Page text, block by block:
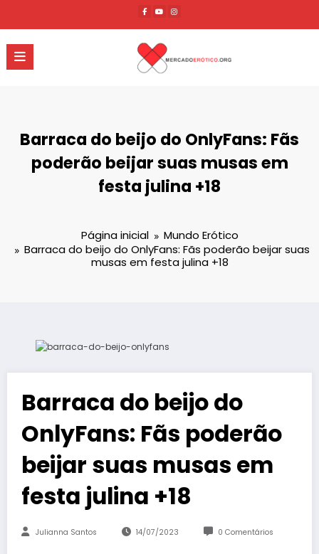
o
conteúdo
Barraca do beijo do OnlyFans: Fãs
poderão beijar suas musas em
festa julina +18
Página inicial
Mundo Erótico
Barraca do beijo do OnlyFans: Fãs poderão beijar suas
musas em festa julina +18
Barraca do beijo do
OnlyFans: Fãs poderão
beijar suas musas em
festa julina +18
Julianna Santos 14/07/2023 0 Comentários